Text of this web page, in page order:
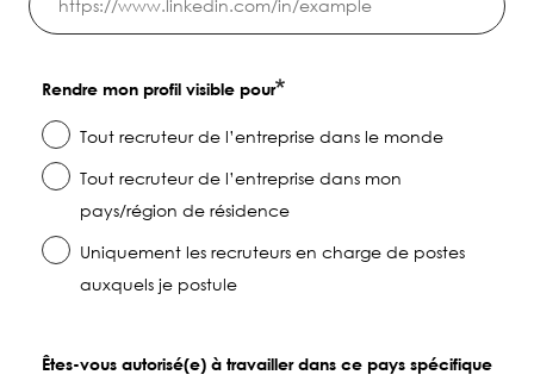
Rendre mon profil visible pour
Tout recruteur de l’entreprise dans le monde
Tout recruteur de l’entreprise dans mon
pays/région de résidence
Uniquement les recruteurs en charge de postes
auxquels je postule
Êtes-vous autorisé(e) à travailler dans ce pays spécifique